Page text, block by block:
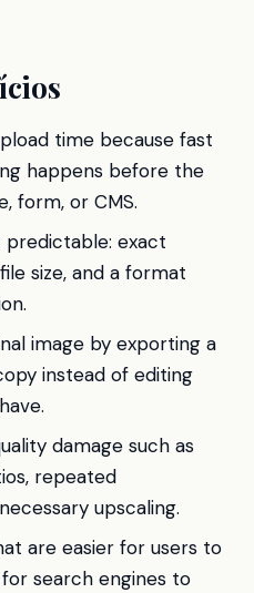
time because fast
happens before the
form, or CMS.
predictable: exact
size, and a format
image by exporting a
instead of editing
damage such as
repeated
upscaling.
are easier for users to
search engines to